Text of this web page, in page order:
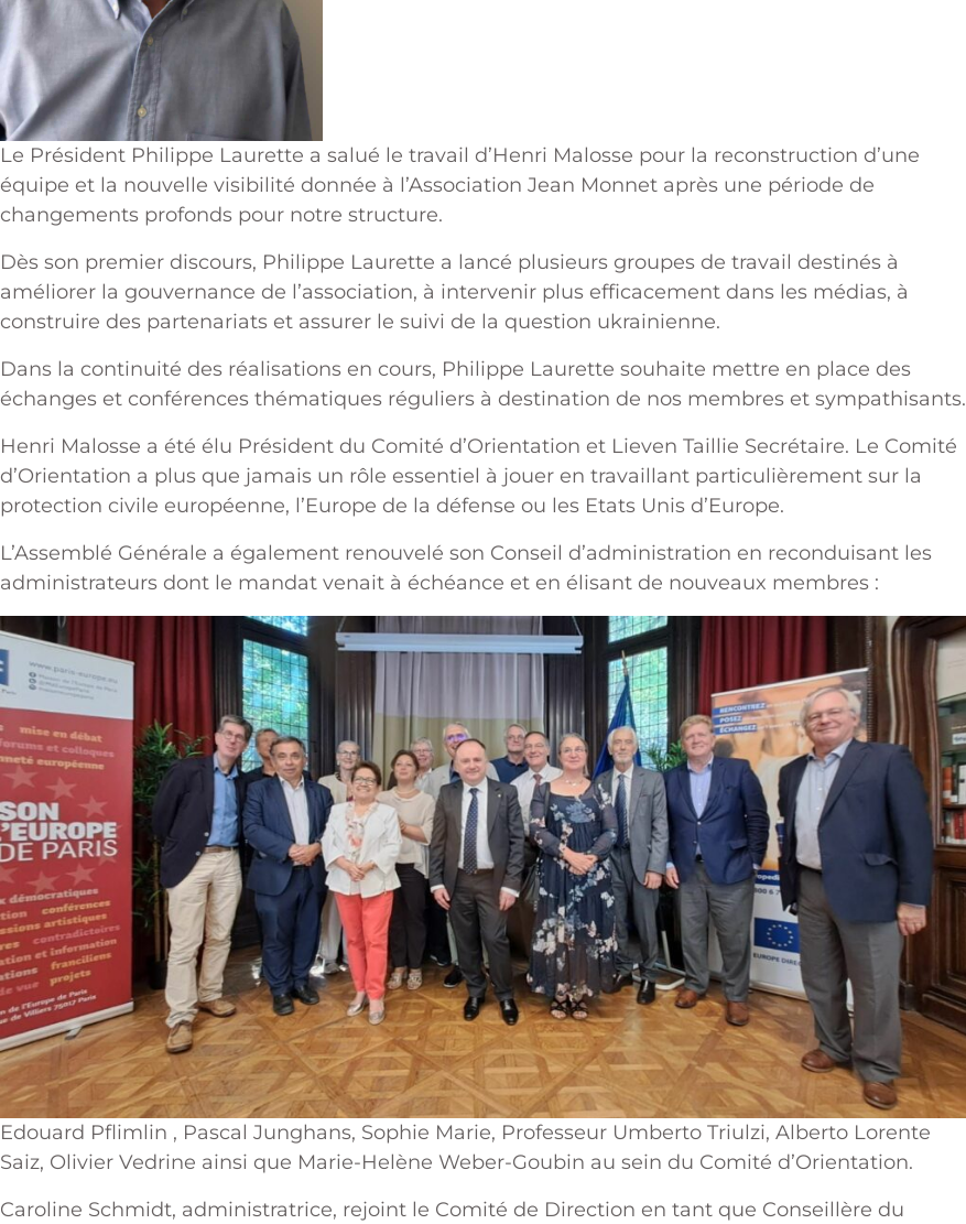
Le Président Philippe Laurette a salué le travail d’Henri Malosse pour la reconstruction d’une
équipe et la nouvelle visibilité donnée à l’Association Jean Monnet après une période de
changements profonds pour notre structure.
Dès son premier discours, Philippe Laurette a lancé plusieurs groupes de travail destinés à
améliorer la gouvernance de l’association, à intervenir plus efficacement dans les médias, à
construire des partenariats et assurer le suivi de la question ukrainienne.
Dans la continuité des réalisations en cours, Philippe Laurette souhaite mettre en place des
échanges et conférences thématiques réguliers à destination de nos membres et sympathisants.
Henri Malosse a été élu Président du Comité d’Orientation et Lieven Taillie Secrétaire. Le Comité
d’Orientation a plus que jamais un rôle essentiel à jouer en travaillant particulièrement sur la
protection civile européenne, l’Europe de la défense ou les Etats Unis d’Europe.
L’Assemblé Générale a également renouvelé son Conseil d’administration en reconduisant les
administrateurs dont le mandat venait à échéance et en élisant de nouveaux membres :
Edouard Pflimlin , Pascal Junghans, Sophie Marie, Professeur Umberto Triulzi, Alberto Lorente
Saiz, Olivier Vedrine ainsi que Marie-Helène Weber-Goubin au sein du Comité d’Orientation.
Caroline Schmidt, administratrice, rejoint le Comité de Direction en tant que Conseillère du